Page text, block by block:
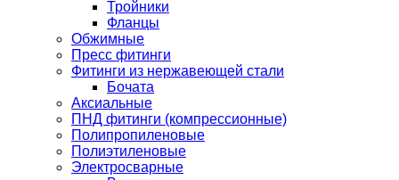
Тройники
Фланцы
Обжимные
Пресс фитинги
Фитинги из нержавеющей стали
Бочата
Аксиальные
ПНД фитинги (компрессионные)
Полипропиленовые
Полиэтиленовые
Электросварные